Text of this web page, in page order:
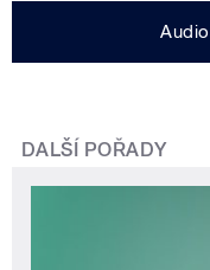
DALŠÍ POŘADY